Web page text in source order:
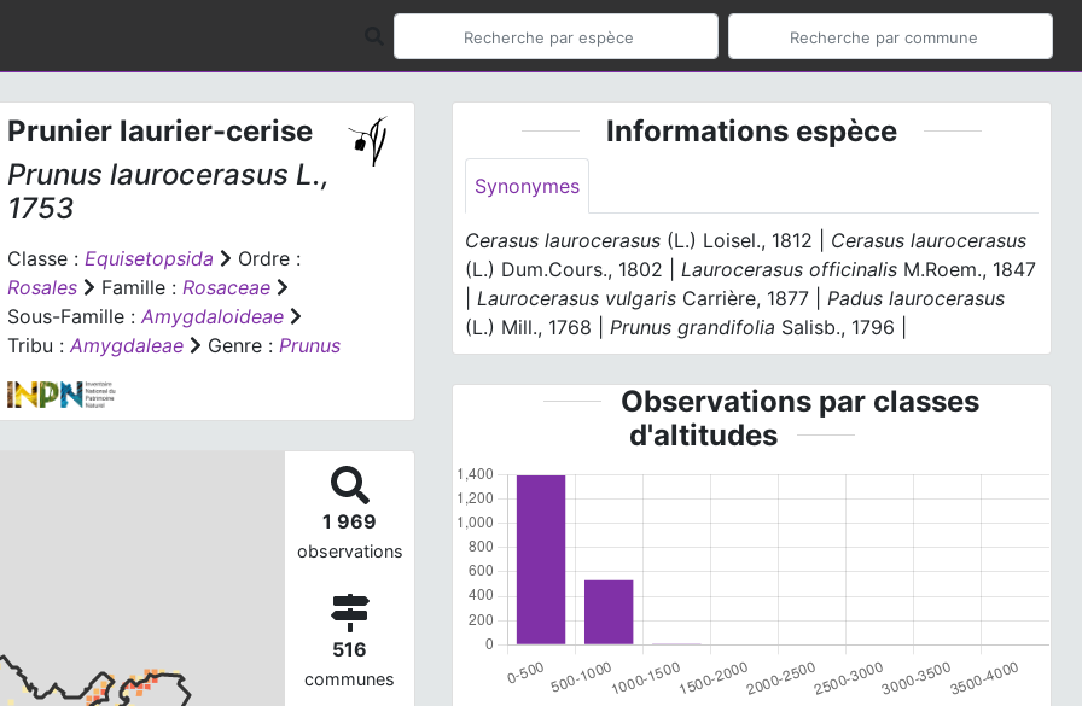
Prunier laurier-cerise
Prunus laurocerasus L.,
1753
Classe : Equisetopsida
Ordre :
Rosales
Famille : Rosaceae
Sous-Famille : Amygdaloideae
Tribu : Amygdaleae Genre : Prunus
1 969
observations
516
communes
Informations espèce
Synonymes
Cerasus laurocerasus (L.) Loisel., 1812 | Cerasus laurocerasus
(L.) Dum.Cours., 1802 |Laurocerasus officinalis M.Roem., 1847
|Laurocerasus vulgaris Carrière, 1877 |Padus laurocerasus
(L.) Mill., 1768 |Prunus grandifolia Salisb., 1796 |
Observations par classes
d'altitudes